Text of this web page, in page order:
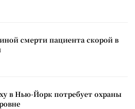
смерти пациента скорой в
в Нью-Йорк потребует охраны